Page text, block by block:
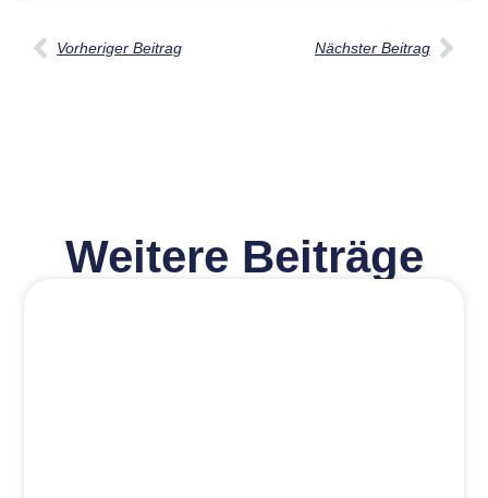
Vorheriger Beitrag Nächster Beitrag
Weitere Beiträge